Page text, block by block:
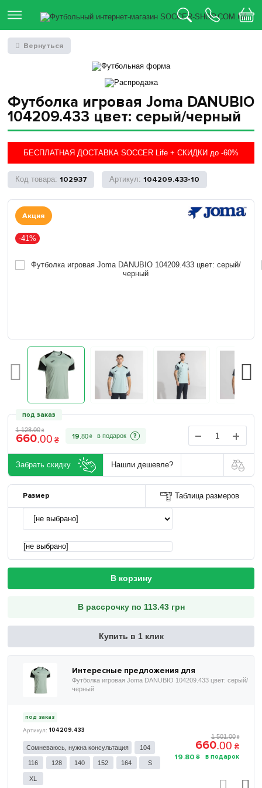
Футболка игровая Joma DANUBIO
104209.433 цвет: серый/черный
БЕСПЛАТНАЯ ДОСТАВКА SOCCER Life + СКИДКИ до -60%
102937 104209.433-10
Акция
-41%
под заказ
1 128.00 ₴
660.00 ₴ 19 .80 ₴ ?
Забрать скидку Нашли дешевле?
Размер Таблица размеров
[не выбрано]
В корзину
В рассрочку по 113.43 грн
Купить в 1 клик
Интересные предложения для
Футболка игровая Joma DANUBIO 104209.433 цвет: серый/
черный
под заказ
104209.433
Сомневаюсь, нужна консультация 104
116 128 140 152 164 S
XL
1 501.00 ₴
660.00 ₴
19.80 ₴
Вернуться